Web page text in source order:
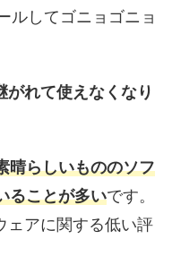
ルしてゴニョゴニョ
れて使えなくなり
晴らしいもののソフ
ることが多いです。
ェアに関する低い評